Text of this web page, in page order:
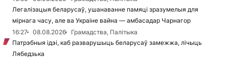
Легалізацыя беларусаў, ушанаванне памяці зразумелыя для
мірнага часу, але ва Украіне вайна — амбасадар Чарнагор
16:27
08.08.2026
Грамадства, Палітыка
Патрэбныя ідэі, каб разварушыць беларусаў замежжа, лічыць
Лябедзька